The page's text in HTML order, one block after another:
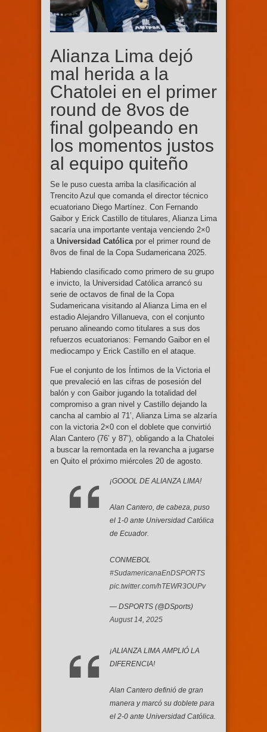
Alianza Lima dejó
mal herida a la
Chatolei en el primer
round de 8vos de
final golpeando en
los momentos justos
al equipo quiteño
Se le puso cuesta arriba la clasificación al
Trencito Azul que comanda el director técnico
ecuatoriano Diego Martínez. Con Fernando
Gaibor y Erick Castillo de titulares, Alianza Lima
sacaría una importante ventaja venciendo 2×0
a Universidad Católica por el primer round de
8vos de final de la Copa Sudamericana 2025.
Habiendo clasificado como primero de su grupo
e invicto, la Universidad Católica arrancó su
serie de octavos de final de la Copa
Sudamericana visitando al Alianza Lima en el
estadio Alejandro Villanueva, con el conjunto
peruano alineando como titulares a sus dos
refuerzos ecuatorianos: Fernando Gaibor en el
mediocampo y Erick Castillo en el ataque.
Fue el conjunto de los Íntimos de la Victoria el
que prevaleció en las cifras de posesión del
balón y con Gaibor jugando la totalidad del
compromiso a gran nivel y Castillo dejando la
cancha al cambio al 71’, Alianza Lima se alzaría
con la victoria 2×0 con el doblete que convirtió
Alan Cantero (76’ y 87’), obligando a la Chatolei
a buscar la remontada en la revancha a jugarse
en Quito el próximo miércoles 20 de agosto.
¡GOOOL DE ALIANZA LIMA!
Alan Cantero, de cabeza, puso
el 1-0 ante Universidad Católica
de Ecuador.
CONMEBOL
#SudamericanaEnDSPORTS
pic.twitter.com/hTEWR3OUPv
— DSPORTS (@DSports)
August 14, 2025
¡ALIANZA LIMA AMPLIÓ LA
DIFERENCIA!
Alan Cantero definió de gran
manera y marcó su doblete para
el 2-0 ante Universidad Católica.